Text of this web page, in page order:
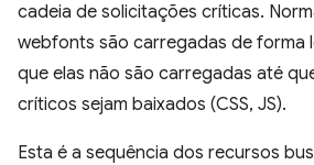
cadeia de solicitações críticas.
webfonts são carregadas de forma
que elas não são carregadas até
críticos sejam baixados (CSS, JS).
Esta é a sequência dos recursos